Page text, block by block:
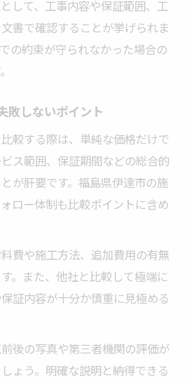
して、工事内容や保証範囲、工
書で確認することが挙げられま
の約束が守られなかった場合の
敗しないポイント
較する際は、単純な価格だけで
ス範囲、保証期間などの総合的
が肝要です。福島県伊達市の施
ロー体制も比較ポイントに含め
費や施工方法、追加費用の有無
。また、他社と比較して極端に
証内容が十分か慎重に見極める
後の写真や第三者機関の評価が
ょう。明確な説明と納得できる